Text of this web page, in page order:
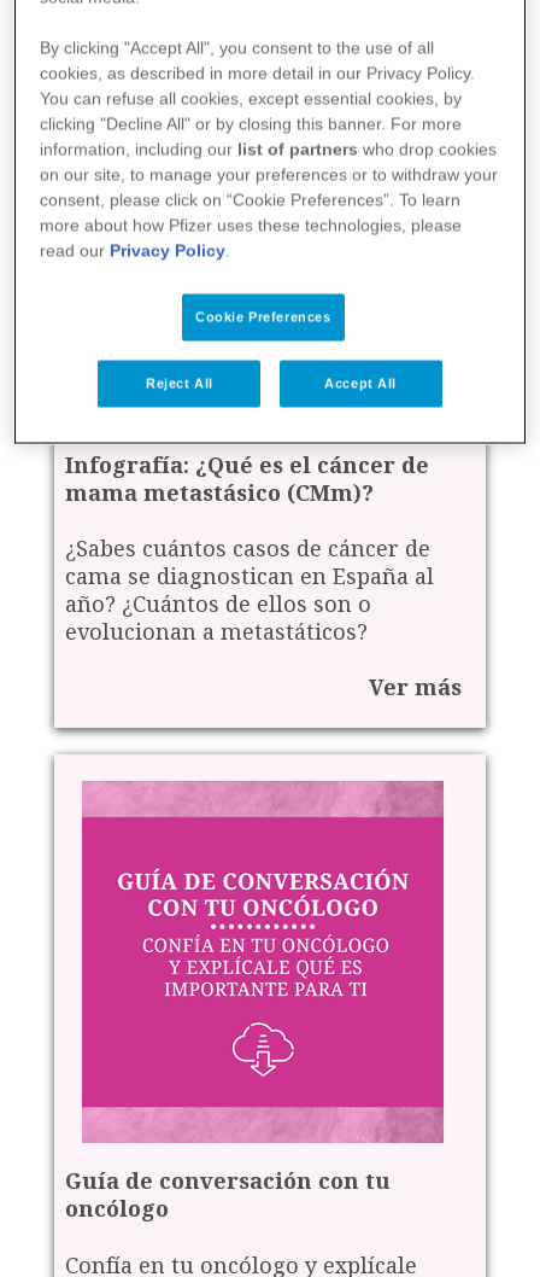
Ver más
Infografía: ¿Qué es el cáncer de
mama metastásico (CMm)?
¿Sabes cuántos casos de cáncer de
cama se diagnostican en España al
año? ¿Cuántos de ellos son o
evolucionan a metastáticos?
Ver más
Guía de conversación con tu
oncólogo
Confía en tu oncólogo y explícale
By clicking "Accept All", you consent to the use of all
cookies, as described in more detail in our Privacy Policy.
You can refuse all cookies, except essential cookies, by
clicking "Decline All" or by closing this banner. For more
information, including our list of partners who drop cookies
on our site, to manage your preferences or to withdraw your
consent, please click on “Cookie Preferences”. To learn
more about how Pfizer uses these technologies, please
read our Privacy Policy.
Cookie Preferences
Reject All Accept All